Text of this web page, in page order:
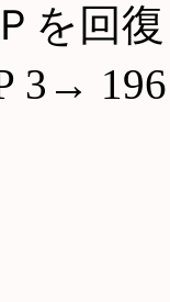
を回
3→ 196